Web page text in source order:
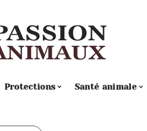
Protections Santé animale